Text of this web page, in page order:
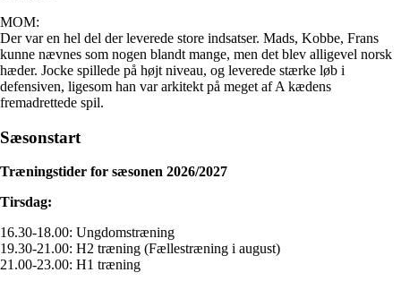
MOM:
Der var en hel del der leverede store indsatser. Mads, Kobbe, Frans
kunne nævnes som nogen blandt mange, men det blev alligevel norsk
hæder. Jocke spillede på højt niveau, og leverede stærke løb i
defensiven, ligesom han var arkitekt på meget af A kædens
fremadrettede spil.
Sæsonstart
Træningstider for sæsonen 2026/2027
Tirsdag:
16.30-18.00: Ungdomstræning
19.30-21.00: H2 træning (Fællestræning i august)
21.00-23.00: H1 træning